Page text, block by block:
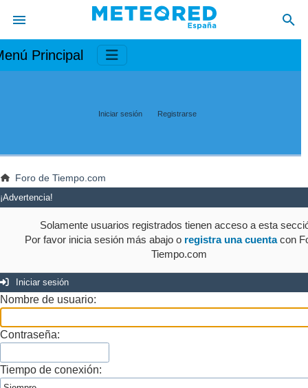
Principal
Iniciar sesión Registrarse
Foro de Tiempo.com
¡Advertencia!
Solamente usuarios registrados tienen acceso a esta
Por favor inicia sesión más abajo o registra una cuentacon
Tiempo.com
Iniciar sesión
Nombre de usuario:
Contraseña:
Tiempo de conexión: